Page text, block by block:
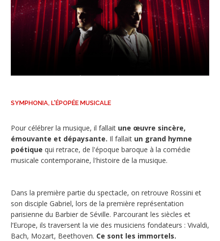
SYMPHONIA, L'ÉPOPÉE MUSICALE
Pour célébrer la musique, il fallait une œuvre sincère,
émouvante et dépaysante. Il fallait un grand hymne
poétique qui retrace, de l'époque baroque à la comédie
musicale contemporaine, l'histoire de la musique.
Dans la première partie du spectacle, on retrouve Rossini et
son disciple Gabriel, lors de la première représentation
parisienne du Barbier de Séville. Parcourant les siècles et
l’Europe, ils traversent la vie des musiciens fondateurs : Vivaldi,
Bach, Mozart, Beethoven. Ce sont les immortels.